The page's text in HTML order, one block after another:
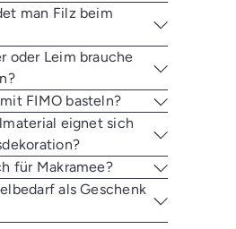
man Filz beim
oder Leim brauche
FIMO basteln?
eignet sich
für Makramee?
als Geschenk